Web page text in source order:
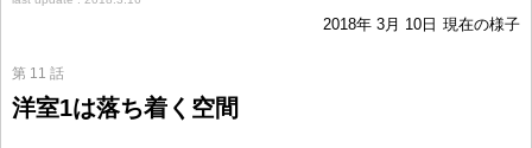
2018年 3月 10日 現在の様子
第 11 話
洋室1は落ち着く空間